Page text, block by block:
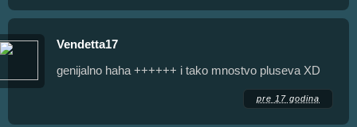
Vendetta17
genijalno haha ++++++ i tako mnostvo pluseva XD
pre 17 godina